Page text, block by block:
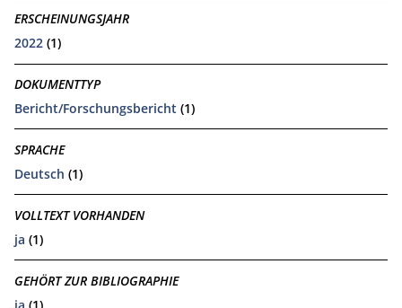
ERSCHEINUNGSJAHR
2022 (1)
DOKUMENTTYP
Bericht/Forschungsbericht (1)
SPRACHE
Deutsch (1)
VOLLTEXT VORHANDEN
ja (1)
GEHÖRT ZUR BIBLIOGRAPHIE
ja (1)